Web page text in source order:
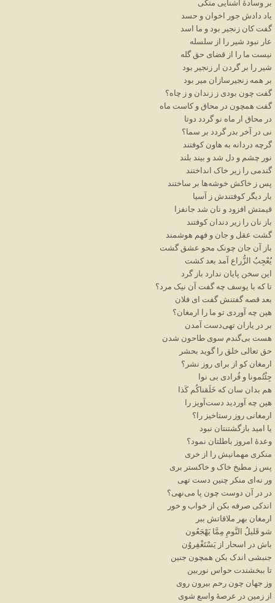
بر وسادهٔ آشنایی متکی
یاد دادش جور اخوان و حسد
گفت کان زنجیر بود و ما
اسد
عار نبود شیر را از سلسله
نیست ما را از قضای حق گله
شیر را بر گردن ار زنجیر بود
بر همه زنجیرسازان میر بود
گفت چون بودی ز زندان و ز چاه؟
گفت همچون در محاق و کاست ماه
در محاق ار ماه نو گردد دوتا
نی در آخر بدر گردد بر سما؟
گرچه دردانه به هاون کوفتند
نور چشم و دل شد و بیند بلند
گندمی را زیر خاک انداختند
پس ز خاکش خوشهها بر ساختند
بار دیگر کوفتندش ز
آسیا
قیمتش افزود و نان شد جانفزا
باز نان را زیر دندان کوفتند
گشت عقل و جان و فهم هوشمند
باز
آن جان چونک محو عشق گشت
یُعْجِبُ
الزُّراع آمد بعد کشت
این سخن پایان ندارد باز گرد
تا که با یوسف چه گفت آن نیک مرد؟
بعد قصه گفتنش گفت ای فلان
هین چه آوردی تو ما را
ارمغان؟
بر در یاران تهیدست آمدن
هست بیگندم سوی طاحون شدن
حق تعالی خلق را گوید بحشر
ارمغان کو از برای روز نشر؟
جِئْتُمونا و فُرادی بی نوا
هم بدان سان که خَلَقناکُم کَذا
هین چه آوردید دست آویز را
ارمغانی روز رستاخیز را؟
یا
امید بازگشتنتان نبود
وعدهٔ امروز باطلتان نمود؟
منکری مهمانیش را از خری
پس ز مطبخ خاک و خاکستر بری
ور نه ای منکر چنین دست تهی
در در آن دوست چون پا مینهی؟
اندکی صرفه بکن از خواب و خور
ارمغان بهر ملاقاتش ببر
شو قَلیلُ النَّومِ مِمَّا یَهْجَعُون
باش در اسحار از یَسْتَغْفِروُن
جنبشی اندک بکن همچون جنین
تا ببخشندت حواس نوربین
وز جهان چون رحم بیرون روی
از زمین در عرصهٔ واسع شوی